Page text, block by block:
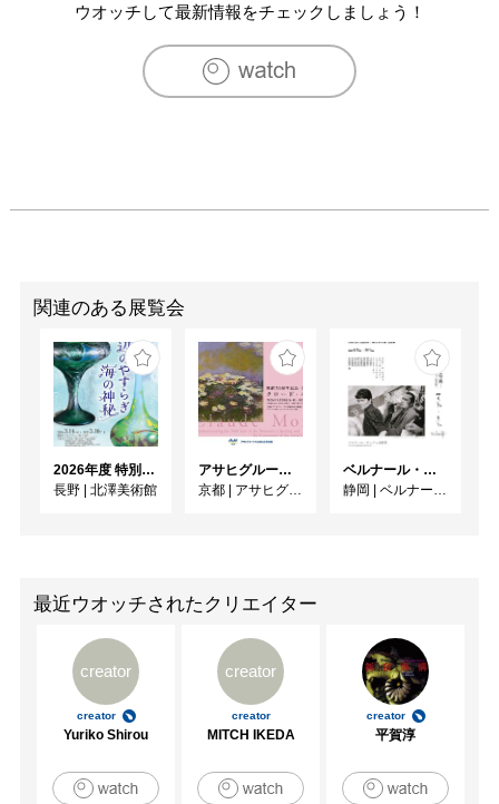
ウオッチして最新情報をチェックしましょう！
関連のある展覧会
2026年度 特別展「ガレとドーム、アール･ヌーヴォーのガラス 水辺のやすらぎ、海の神秘」
長野 | 北澤美術館
アサヒグループ大山崎山荘美術館 開館30周年記念展「没後100年 クロード・モネ」
京都 | アサヒグループ大山崎山荘美術館
ベルナール・ビュフェと写真 ーカメラがとらえたビュフェとその時代、そして21 世紀へ
静岡 | ベルナール・ビュフェ美術館
最近ウオッチされたクリエイター
creator
creator
Yuriko Shirou
creator
creator
MITCH IKEDA
creator
平賀淳